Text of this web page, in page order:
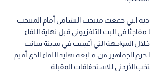
التي جمعت منتخب النشامى أمام المنتخب
في البث التلفزيوني قبل نهاية اللقاء
المواجهة التي أقيمت في مدينة سانت
الجماهير من متابعة نهاية اللقاء الذي أقيم
الأردني للاستحقاقات المقبلة.